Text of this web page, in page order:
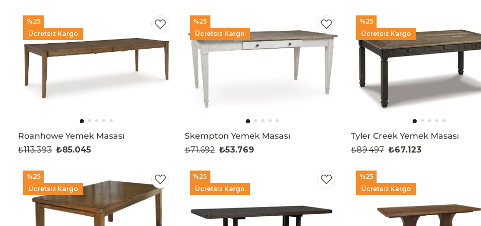
Roanhowe Yemek Masası
₺85.045
₺113.393
Ücretsiz Kargo
%25
Skempton Yemek Masası
₺53.769
₺71.692
Ücretsiz Kargo
%25
Tyler Creek Yemek Masası
₺67.123
₺89.497
Ücretsiz Kargo
%25
Ücretsiz Kargo
%25
Ücretsiz Kargo
%25
Ücretsiz Kargo
%25